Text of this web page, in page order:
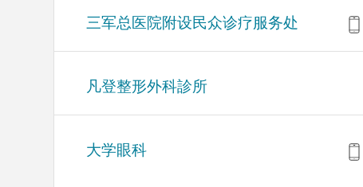
三军总医院附设民众诊疗服务处
凡登整形外科診所
大学眼科